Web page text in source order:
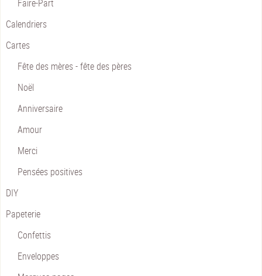
Faire-Part
Calendriers
Cartes
Fête des mères - fête des pères
Noël
Anniversaire
Amour
Merci
Pensées positives
DIY
Papeterie
Confettis
Enveloppes